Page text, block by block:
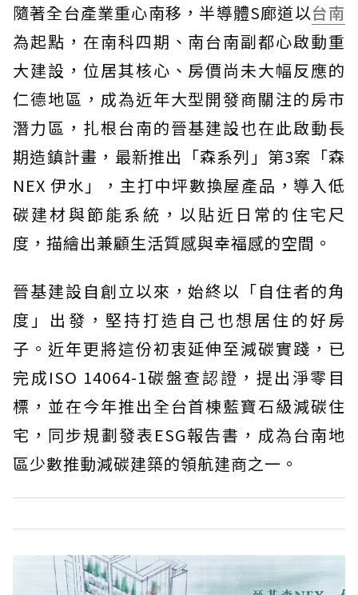
隨著全台產業重心南移，半導體S廊道以台南
為起點，在南科四期、南台南副都心啟動重
大建設，位居其核心、房價尚未大幅反應的
仁德地區，成為近年大型開發商關注的房市
潛力區，扎根台南的晉基建設也在此啟動長
期造鎮計畫，最新推出「森系列」第3案「森
NEX 伊水」，主打中坪數換屋產品，導入低
碳建材與節能系統，以貼近日常的住宅尺
度，描繪出兼顧生活質感與幸福感的空間。
晉基建設自創立以來，始終以「自住者的角
度」出發，堅持打造自己也想居住的好房
子。近年更將這份初衷延伸至減碳實踐，已
完成ISO 14064-1碳盤查認證，提出淨零目
標，並在今年推出全台首棟藍寶石級減碳住
宅，同步規劃發表ESG報告書，成為台南地
區少數推動減碳建築的領航建商之一。